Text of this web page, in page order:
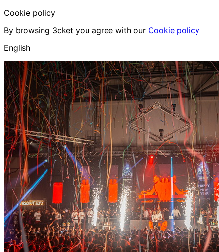
Cookie policy
By browsing 3cket you agree with our Cookie policy
English